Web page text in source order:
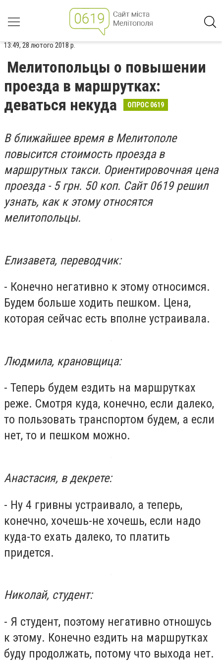
13:49, 28 лютого 2018 р.
Мелитопольцы о повышении
проезда в маршрутках:
деваться некуда
ОПРОС 0619
В ближайшее время в Мелитополе
повысится стоимость проезда в
маршрутных такси. Ориентировочная цена
проезда - 5 грн. 50 коп. Сайт 0619 решил
узнать, как к этому относятся
мелитопольцы.
Елизавета, переводчик:
- Конечно негативно к этому относимся.
Будем больше ходить пешком. Цена,
которая сейчас есть вполне устраивала.
Людмила, крановщица:
- Теперь будем ездить на маршрутках
реже. Смотря куда, конечно, если далеко,
то пользовать транспортом будем, а если
нет, то и пешком можно.
Анастасия, в декрете:
- Ну 4 гривны устраивало, а теперь,
конечно, хочешь-не хочешь, если надо
куда-то ехать далеко, то платить
придется.
Николай, студент:
- Я студент, поэтому негативно отношусь
к этому. Конечно ездить на маршрутках
буду продолжать, потому что выхода нет.